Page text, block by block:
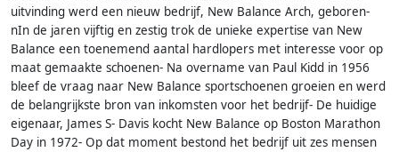
uitvinding werd een nieuw bedrijf, New Balance Arch, geboren-
nIn de jaren vijftig en zestig trok de unieke expertise van New
Balance een toenemend aantal hardlopers met interesse voor op
maat gemaakte schoenen- Na overname van Paul Kidd in 1956
bleef de vraag naar New Balance sportschoenen groeien en werd
de belangrijkste bron van inkomsten voor het bedrijf- De huidige
eigenaar, James S- Davis kocht New Balance op Boston Marathon
Day in 1972- Op dat moment bestond het bedrijf uit zes mensen